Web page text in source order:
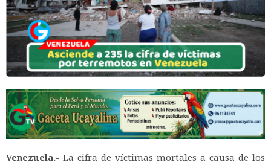
Venezuela.- La cifra de víctimas mortales a causa de los